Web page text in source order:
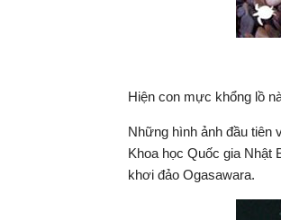
Hiện con mực khổng lồ
Những hình ảnh đầu tiên
Khoa học Quốc gia Nhật
khơi đảo Ogasawara.